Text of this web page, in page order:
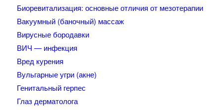
Биоревитализация: основные отличия от мезотерапии
Вакуумный (баночный) массаж
Вирусные бородавки
ВИЧ — инфекция
Вред курения
Вульгарные угри (акне)
Генитальный герпес
Глаз дерматолога